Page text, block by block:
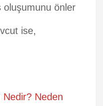
oluşumunu önler
ise,
Nedir? Neden